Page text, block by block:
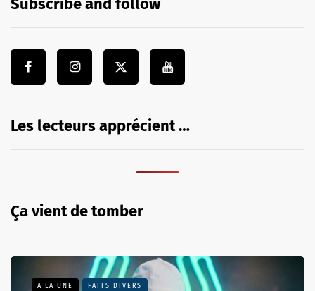
Les lecteurs apprécient …
Ça vient de tomber
A LA UNE FAITS DIVERS